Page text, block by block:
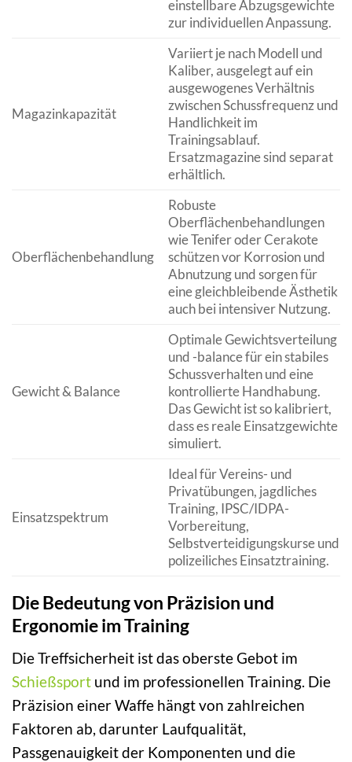
einstellbare Abzugsgewichte
zur individuellen Anpassung.
Magazinkapazität
Variiert je nach Modell und
Kaliber, ausgelegt auf ein
ausgewogenes Verhältnis
zwischen Schussfrequenz und
Handlichkeit im
Trainingsablauf.
Ersatzmagazine sind separat
erhältlich.
Oberflächenbehandlung
Robuste
Oberflächenbehandlungen
wie Tenifer oder Cerakote
schützen vor Korrosion und
Abnutzung und sorgen für
eine gleichbleibende Ästhetik
auch bei intensiver Nutzung.
Gewicht & Balance
Optimale Gewichtsverteilung
und -balance für ein stabiles
Schussverhalten und eine
kontrollierte Handhabung.
Das Gewicht ist so kalibriert,
dass es reale Einsatzgewichte
simuliert.
Einsatzspektrum
Ideal für Vereins- und
Privatübungen, jagdliches
Training, IPSC/IDPA-
Vorbereitung,
Selbstverteidigungskurse und
polizeiliches Einsatztraining.
Die Bedeutung von Präzision und
Ergonomie im Training
Die Treffsicherheit ist das oberste Gebot im
Schießsport und im professionellen Training. Die
Präzision einer Waffe hängt von zahlreichen
Faktoren ab, darunter Laufqualität,
Passgenauigkeit der Komponenten und die